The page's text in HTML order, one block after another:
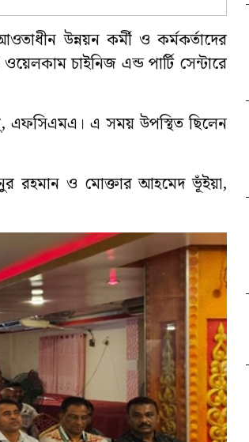
উন্নয়ন কর্মী ও কর্মকর্তাদের
চাইনিজ এন্ড পার্টি সেন্টারে
এফসিএমএ। এ সময় উপস্থিত ছিলেন
রহমান ও মোক্তার আহমেদ ভূঁইয়া,